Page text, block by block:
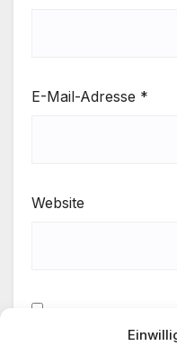
E-Mail-Adresse *
Website
Meinen Namen,